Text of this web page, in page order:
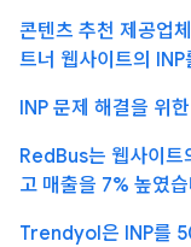
콘텐츠 추천 제공업
트너 웹사이트의
INP 문제 해결을 위
RedBus는 웹사이
고 매출을 7% 높였
Trendyol은 INP를